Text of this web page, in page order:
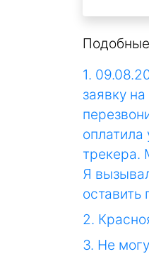
1.
заявку
трекера.
Я
2.
3. Не